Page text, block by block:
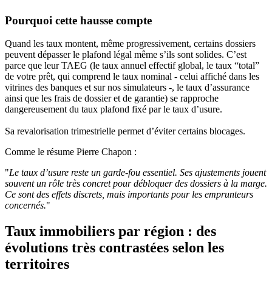
Pourquoi cette hausse compte
Quand les taux montent, même progressivement, certains dossiers
peuvent dépasser le plafond légal même s’ils sont solides. C’est
parce que leur TAEG (le taux annuel effectif global, le taux “total”
de votre prêt, qui comprend le taux nominal - celui affiché dans les
vitrines des banques et sur nos simulateurs -, le taux d’assurance
ainsi que les frais de dossier et de garantie) se rapproche
dangereusement du taux plafond fixé par le taux d’usure.
Sa revalorisation trimestrielle permet d’éviter certains blocages.
Comme le résume Pierre Chapon :
"Le taux d’usure reste un garde-fou essentiel. Ses ajustements jouent
souvent un rôle très concret pour débloquer des dossiers à la marge.
Ce sont des effets discrets, mais importants pour les emprunteurs
concernés."
Taux immobiliers par région : des
évolutions très contrastées selon les
territoires